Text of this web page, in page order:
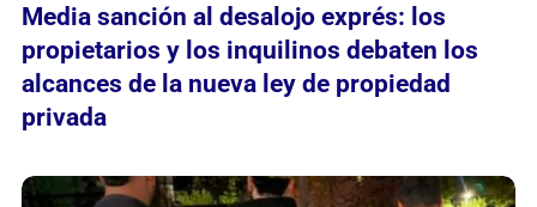
Media sanción al desalojo exprés: los
propietarios y los inquilinos debaten los
alcances de la nueva ley de propiedad
privada